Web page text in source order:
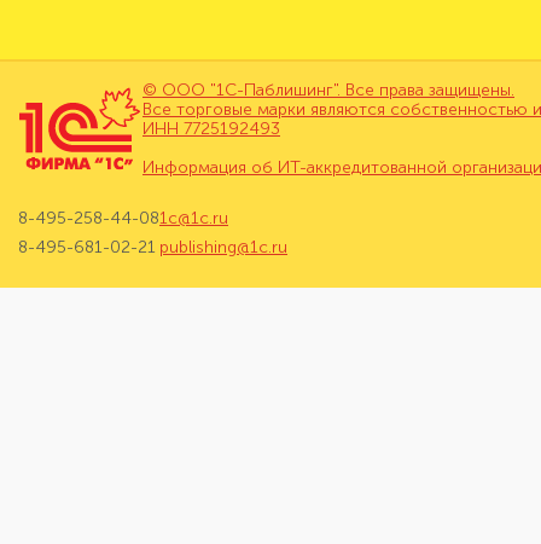
© ООО "1С-Паблишинг". Все права защищены.
Все торговые марки являются собственностью
ИНН 7725192493
Информация об ИТ-аккредитованной
8-495-258-44-08
8-495-681-02-21
1c@1c.ru
publishing@1c.ru